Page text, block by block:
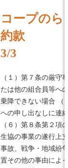
コープのら
約款
3/3
（１）第７条の厳守
たは他の組合員等へ
乗降できない場合 （
への申し出なしに連
（６）第８条第２項
生協の事業の遂行上
事故、戦争・地域紛
置その他の事由によ